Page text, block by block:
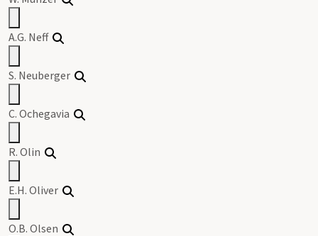
A.G. Neff
S. Neuberger
C. Ochegavia
R. Olin
E.H. Oliver
O.B. Olsen